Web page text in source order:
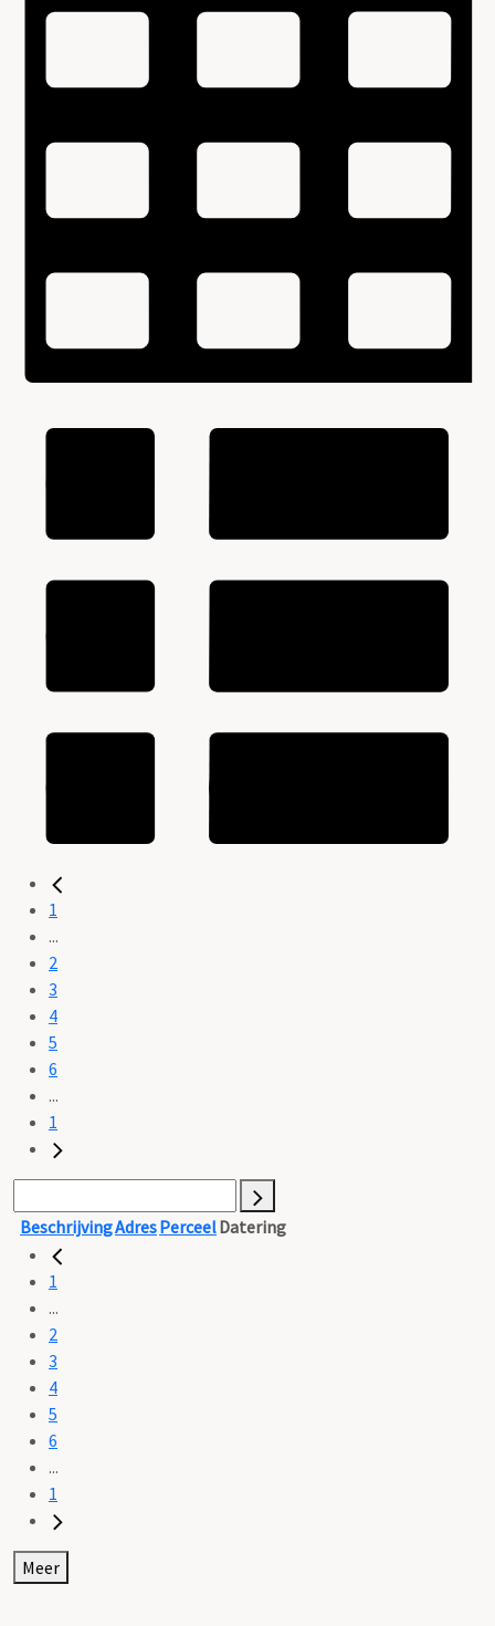
1
...
2
3
4
5
6
...
1
BeschrijvingAdresPerceelDatering
1
...
2
3
4
5
6
...
1
Meer